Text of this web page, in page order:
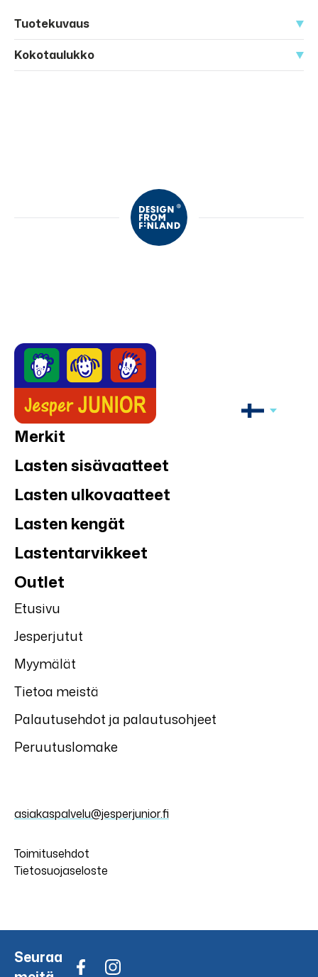
Tuotekuvaus
Kokotaulukko
Merkit
Lasten sisävaatteet
Lasten ulkovaatteet
Lasten kengät
Lastentarvikkeet
Outlet
Etusivu
Jesperjutut
Myymälät
Tietoa meistä
Palautusehdot ja palautusohjeet
Peruutuslomake
asiakaspalvelu@jesperjunior.fi
Toimitusehdot
Tietosuojaseloste
Seuraa